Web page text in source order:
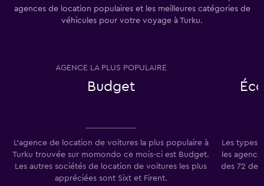
agences de location populaires et les meilleures catégories de
véhicules pour votre voyage à Turku.
AGENCE LA PLUS POPULAIRE
Budget
L'agence de location de voitures la plus populaire à
Turku trouvée sur momondo ce mois-ci est Budget.
Les autres sociétés de location de voitures les plus
appréciées sont Sixt et Firent.
Les types
les
des 72